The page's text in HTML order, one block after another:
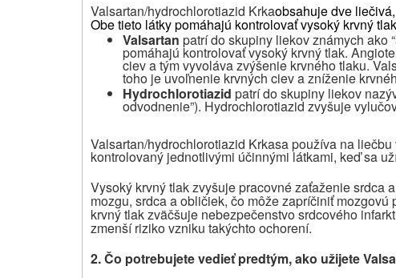
Valsartan/hydrochlorotiazid Krkaobsahuje dve
Obe tieto látky pomáhajú kontrolovať vysoký krvný
Valsartan patrí do skupiny liekov známych ako
pomáhajú kontrolovať vysoký krvný tlak.
ciev a tým vyvoláva zvýšenie krvného tlaku.
toho je uvoľnenie krvných ciev a zníženie
Hydrochlorotiazid patrí do skupiny liekov
odvodnenie”). Hydrochlorotiazid zvyšuje
Valsartan/hydrochlorotiazid Krkasa používa na
kontrolovaný jednotlivými účinnými látkami, keď sa
Vysoký krvný tlak zvyšuje pracovné zaťaženie srdca
mozgu, srdca a obličiek, čo môže zapríčiniť
krvný tlak zväčšuje nebezpečenstvo srdcového
zmenší riziko vzniku takýchto ochorení.
2. Čo potrebujete vedieť predtým, ako užijete